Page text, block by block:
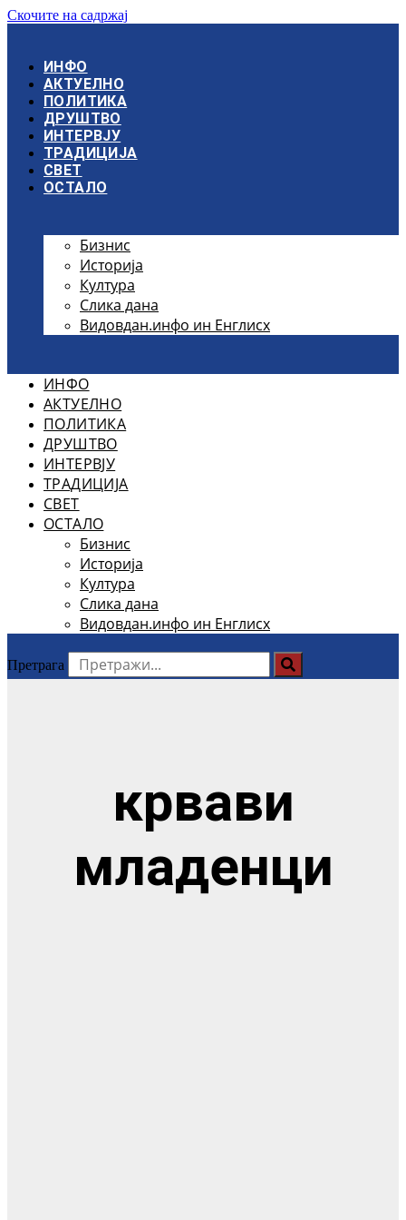
Скочите на садржај
ИНФО
АКТУЕЛНО
ПОЛИТИКА
ДРУШТВО
ИНТЕРВЈУ
ТРАДИЦИЈА
СВЕТ
ОСТАЛО
Бизнис
Историја
Култура
Слика дана
Видовдан.инфо ин Енглисх
ИНФО
АКТУЕЛНО
ПОЛИТИКА
ДРУШТВО
ИНТЕРВЈУ
ТРАДИЦИЈА
СВЕТ
ОСТАЛО
Бизнис
Историја
Култура
Слика дана
Видовдан.инфо ин Енглисх
Претрага
крвави
младенци